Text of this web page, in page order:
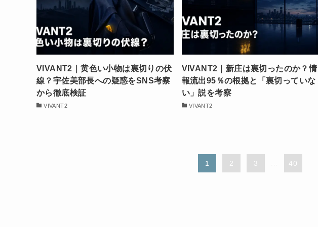
VIVANT2｜黄色い小物は裏切りの伏
線？宇佐美部長への疑惑をSNS考察
から徹底検証
VIVANT2
VIVANT2｜新庄は裏切ったのか？情
報流出95％の根拠と「裏切っていな
い」説を考察
VIVANT2
1 2 3 ... 40